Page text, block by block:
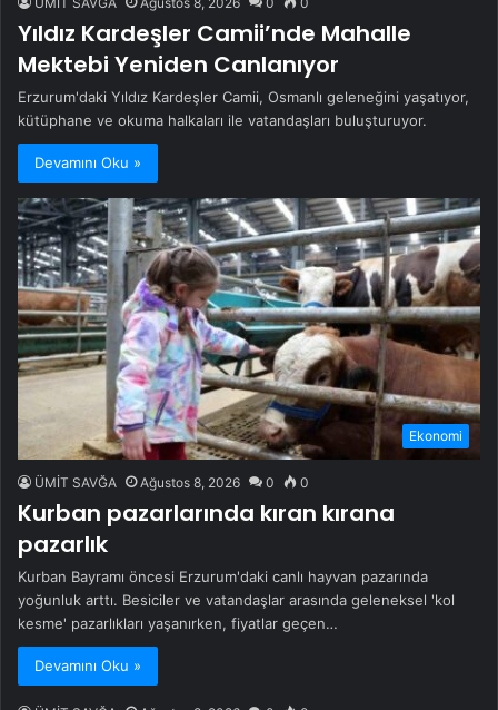
Yıldız Kardeşler Camii’nde Mahalle
Mektebi Yeniden Canlanıyor
Erzurum'daki Yıldız Kardeşler Camii, Osmanlı geleneğini yaşatıyor,
kütüphane ve okuma halkaları ile vatandaşları buluşturuyor.
Devamını Oku »
Ekonomi
ÜMİT SAVĞA Ağustos 8, 2026 0 0
Kurban pazarlarında kıran kırana
pazarlık
Kurban Bayramı öncesi Erzurum'daki canlı hayvan pazarında
yoğunluk arttı. Besiciler ve vatandaşlar arasında geleneksel 'kol
kesme' pazarlıkları yaşanırken, fiyatlar geçen…
Devamını Oku »